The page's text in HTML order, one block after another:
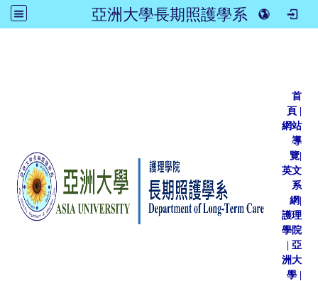
亞洲大學長期照護學系
首
頁 |
網站
導
覽|
英文
系
網|
護理
學院
| 亞
洲大
學 |